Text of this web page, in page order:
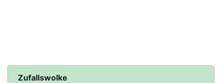
Zufallswolke